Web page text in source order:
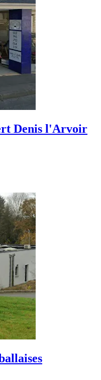
Denis l'Arvoir